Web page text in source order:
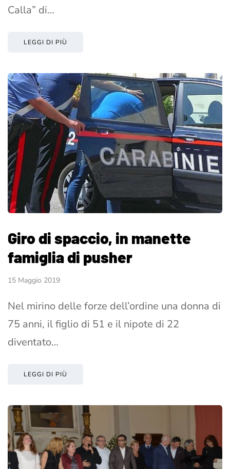
Calla” di…
LEGGI DI PIÙ
Giro di spaccio, in manette
famiglia di pusher
15 Maggio 2019
Nel mirino delle forze dell’ordine una donna di
75 anni, il figlio di 51 e il nipote di 22
diventato…
LEGGI DI PIÙ